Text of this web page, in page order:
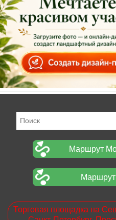
Маршрут
Торговая площадка на